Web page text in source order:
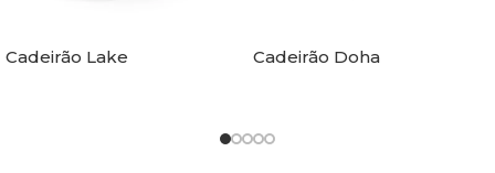
Cadeirão Lake Cadeirão Doha